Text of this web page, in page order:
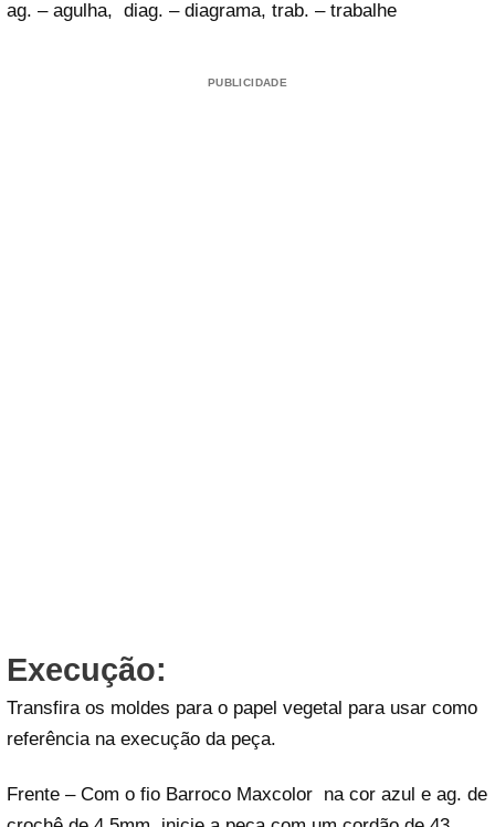
ag. – agulha, diag. – diagrama, trab. – trabalhe
PUBLICIDADE
Execução:
Transfira os moldes para o papel vegetal para usar como
referência na execução da peça.
Frente – Com o fio Barroco Maxcolor na cor azul e ag. de